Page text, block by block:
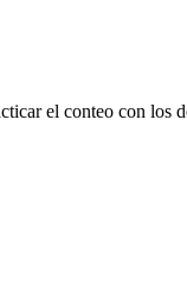
el conteo con los